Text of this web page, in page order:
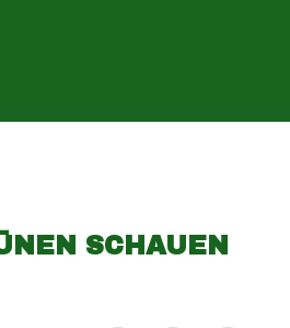
SCHAUEN